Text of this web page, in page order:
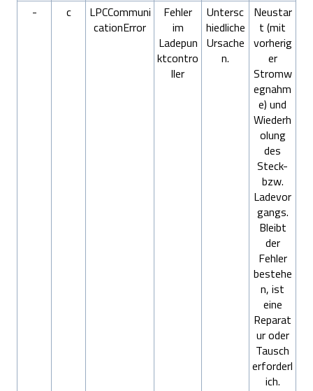
-
c
LPCCommuni
cationError
Fehler
im
Ladepun
ktcontro
ller
Untersc
hiedliche
Ursache
n.
Neustar
t (mit
vorherig
er
Stromw
egnahm
e) und
Wiederh
olung
des
Steck-
bzw.
Ladevor
gangs.
Bleibt
der
Fehler
bestehe
n, ist
eine
Reparat
ur oder
Tausch
erforderl
ich.